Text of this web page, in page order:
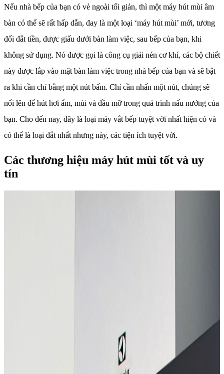
Nếu nhà bếp của bạn có vẻ ngoài tối giản, thì một máy hút mùi âm
bàn có thể sẽ rất hấp dẫn, đay là một loại ‘máy hút mùi’ mới, tương
đối đắt tiền, được giấu dưới bàn làm việc, sau bếp của bạn, khi
không sử dụng. Nó được gọi là công cụ giải nén cơ khí, các bộ chiết
này được lắp vào mặt bàn làm việc trong nhà bếp của bạn và sẽ bật
ra khi cần chỉ bằng một nút bấm. Chỉ cần nhấn một nút, chúng sẽ
nổi lên để hút hơi ẩm, mùi và dầu mỡ trong quá trình nấu nướng của
bạn. Cho đến nay, đây là loại máy vắt bếp tuyệt vời nhất hiện có và
có thể là loại đắt nhất nhưng này, các tiện ích tuyệt vời.
Các thương hiệu máy hút mùi tốt và uy
tín